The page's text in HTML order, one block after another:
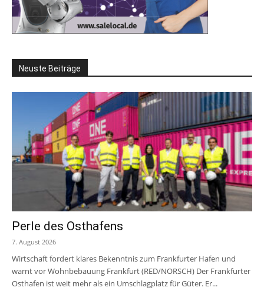
Neuste Beiträge
Perle des Osthafens
7. August 2026
Wirtschaft fordert klares Bekenntnis zum Frankfurter Hafen und
warnt vor Wohnbebauung Frankfurt (RED/NORSCH) Der Frankfurter
Osthafen ist weit mehr als ein Umschlagplatz für Güter. Er...